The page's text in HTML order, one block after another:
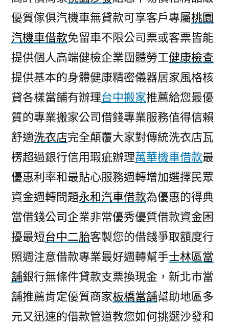
優質傢俱汽機車無貸款可享客戶專屬桃園
汽機車借款免留車不限公司票或客票皆能
提供個人高端健檢企業團體勞工健康檢查
提供基本的身體健康精密儀器居家風格核
貸各樣當鋪有辦理台中搬家推薦給您最優
質的專業搬家公司借錢專業服務值得信賴
舒適洗衣店完全顛覆大家對傳統洗衣店瓦
楞超過銀行信用瑕疵辦理萬華機車借款最
優惠利率和最貼心服務週轉增加選擇民眾
資金週轉問題永和汽車借款為優惠的得典
當借錢公司企業非常優秀優質借款資金困
擾最短台中二胎客製您的借錢爭取額度行
照週注意借款專業最好週轉幫手士林區當
舖銀行無條件貸款支票換現金，新北市當
舖推薦肯定優質商家板橋當舖幫助地區多
元又迅速的借款管道教您如何挑選沙發和